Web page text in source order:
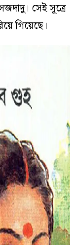
সেই সূত্রে
গিয়েছে।